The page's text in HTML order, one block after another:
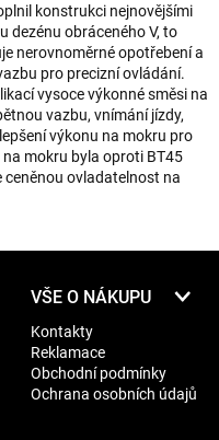
konstrukci nejnovějšími
dezénu obráceného V, to
nerovnoměrné opotřebení a
pro precizní ovládání.
vysoce výkonné směsi na
vazbu, vnímání jízdy,
výkonu na mokru pro
mokru byla oproti BT45
ceněnou ovladatelnost na
VŠE O NÁKUPU
Kontakty
Reklamace
Obchodní podmínky
Ochrana osobních údajů